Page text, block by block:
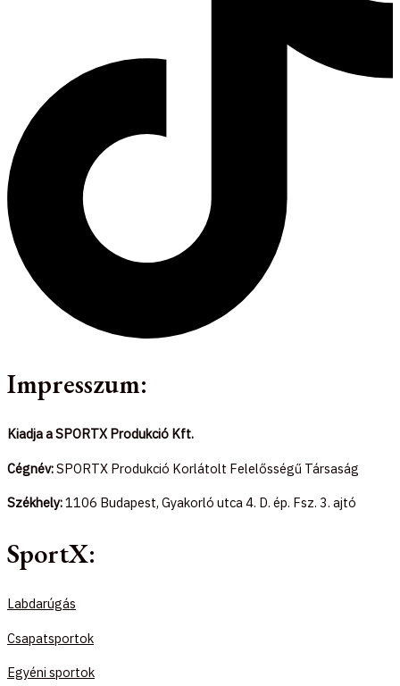
Impresszum:
Kiadja a SPORTX Produkció Kft.
Cégnév:SPORTX Produkció Korlátolt Felelősségű Társaság
Székhely:1106 Budapest, Gyakorló utca 4. D. ép. Fsz. 3. ajtó
SportX:
Labdarúgás
Csapatsportok
Egyéni sportok